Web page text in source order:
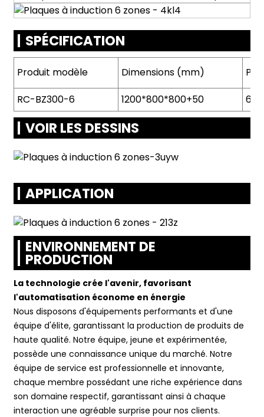
SPÉCIFICATION
Produit modèle Dimensions (mm)
RC-BZ300-6
1200*800*800+50
VOIR LES DESSINS
APPLICATION
ENVIRONNEMENT DE
PRODUCTION
La technologie crée l'avenir, favorisant
l'automatisation économe en énergie
Nous disposons d'équipements performants et d'une
équipe d'élite, garantissant la production de produits de
haute qualité. Notre équipe, jeune et expérimentée,
possède une connaissance unique du marché. Notre
équipe de service est professionnelle et innovante,
chaque membre possédant une riche expérience dans
son domaine respectif, garantissant ainsi à chaque
interaction une agréable surprise pour nos clients.